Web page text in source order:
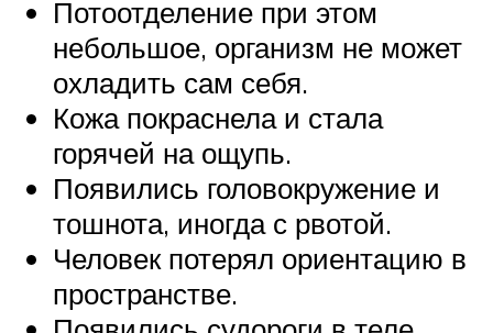
Потоотделение при этом
небольшое, организм не может
охладить сам себя.
Кожа покраснела и стала
горячей на ощупь.
Появились головокружение и
тошнота, иногда с рвотой.
Человек потерял ориентацию в
пространстве.